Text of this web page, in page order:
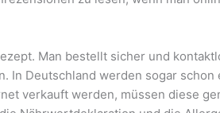
Man bestellt sicher und
In Deutschland werden sogar
verkauft werden, müssen diese